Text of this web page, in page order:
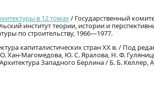
в 12 томах/ Государственный
институт теории, истории и
по строительству, 1966—1977.
капиталистических стран XX в. / Под
Хан-Магомедова, Ю. С. Яралова, Н. Ф.
Архитектура Западного Берлина / Б. Б. Келлер,